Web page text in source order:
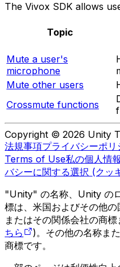
The Vivox SDK allows
Topic
Mute a user's
microphone
Mute other users
Crossmute functions
Copyright © 2026 Unity
法規事項プライバシーポリ
Terms of Use私の個人情
バシーに関する選択 (クッ
"Unity" の名称、Unity の
標は、米国およびその他
またはその関係会社の商
ちら
)。その他の名称ま
商標です。